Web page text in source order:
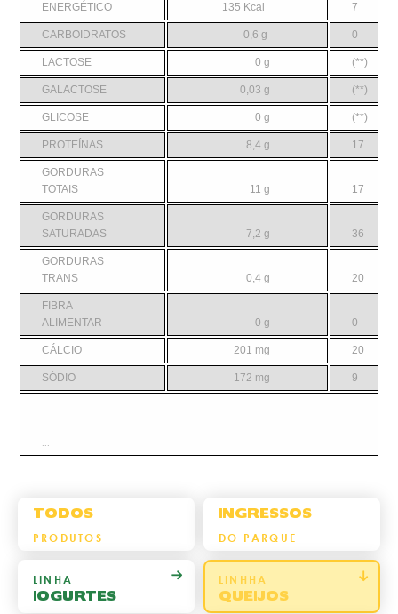
ENERGÉTICO
135 Kcal 7
CARBOIDRATOS 0,6 g 0
LACTOSE 0 g (**)
GALACTOSE 0,03 g (**)
GLICOSE 0 g (**)
PROTEÍNAS 8,4 g 17
GORDURAS
TOTAIS
11 g 17
GORDURAS
SATURADAS
7,2 g 36
GORDURAS
TRANS
0,4 g 20
FIBRA
ALIMENTAR
0 g 0
CÁLCIO 201 mg 20
SÓDIO 172 mg 9
...
TODOS
PRODUTOS
INGRESSOS
DO PARQUE
LINHA
IOGURTES
LINHHA
QUEIJOS